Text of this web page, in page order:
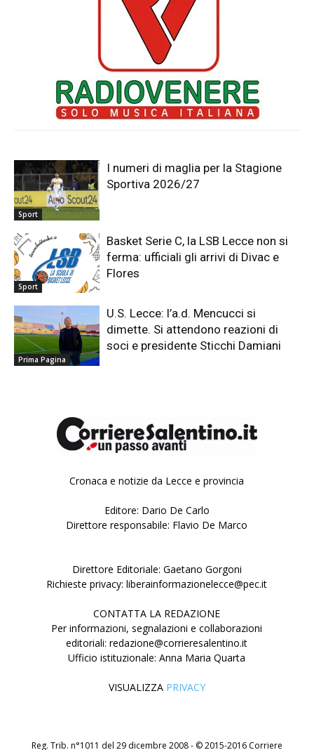
Sport
I numeri di maglia per la Stagione
Sportiva 2026/27
Sport
Basket Serie C, la LSB Lecce non si
ferma: ufficiali gli arrivi di Divac e
Flores
Prima Pagina
U.S. Lecce: l’a.d. Mencucci si
dimette. Si attendono reazioni di
soci e presidente Sticchi Damiani
Cronaca e notizie da Lecce e provincia
Editore: Dario De Carlo
Direttore responsabile: Flavio De Marco
Direttore Editoriale: Gaetano Gorgoni
Richieste privacy: liberainformazionelecce@pec.it
CONTATTA LA REDAZIONE
Per informazioni, segnalazioni e collaborazioni
editoriali: redazione@corrieresalentino.it
Ufficio istituzionale: Anna Maria Quarta
VISUALIZZA PRIVACY
Reg. Trib. n°1011 del 29 dicembre 2008 - © 2015-2016 Corriere